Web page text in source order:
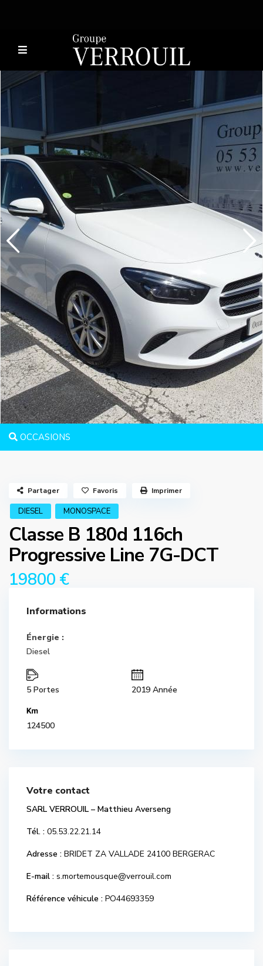
OCCASIONS
DIESEL MONOSPACE
Classe B 180d 116ch
Progressive Line 7G-DCT
19800 €
Partager Favoris Imprimer
Informations
Énergie :
Diesel
5 Portes 2019 Année
124500
Votre contact
SARL VERROUIL – Matthieu Averseng
Tél. : 05.53.22.21.14
Adresse : BRIDET ZA VALLADE 24100 BERGERAC
E-mail : s.mortemousque@verrouil.com
Référence véhicule : PO44693359